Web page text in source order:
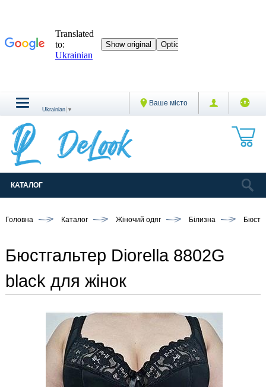
Ваше місто
Ukrainian ▼
КАТАЛОГ
Головна Каталог Жіночий одяг Білизна
Бюстгальтер Diorella 8802G
black для жінок